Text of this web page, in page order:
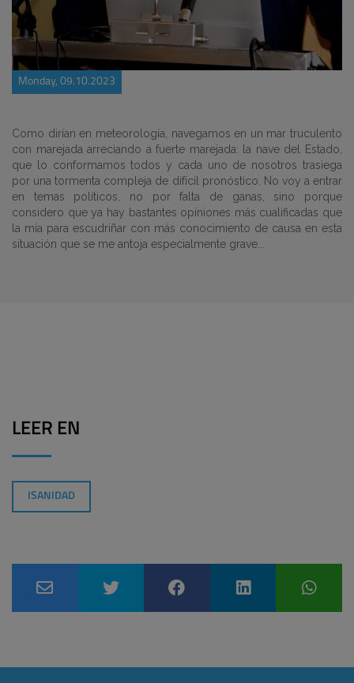
Monday, 09.10.2023
Como dirían en meteorología, navegamos en un mar truculento
con marejada arreciando a fuerte marejada: la nave del Estado,
que lo conformamos todos y cada uno de nosotros trasiega
por una tormenta compleja de difícil pronóstico. No voy a entrar
en temas políticos, no por falta de ganas, sino porque
considero que ya hay bastantes opiniones más cualificadas que
la mía para escudriñar con más conocimiento de causa en esta
situación que se me antoja especialmente grave...
LEER EN
ISANIDAD